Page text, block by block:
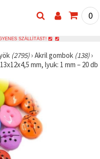
0
SZÁLLÍTÁST!
(2795)› Akril gombok (138)›
mm, lyuk: 1 mm – 20 db